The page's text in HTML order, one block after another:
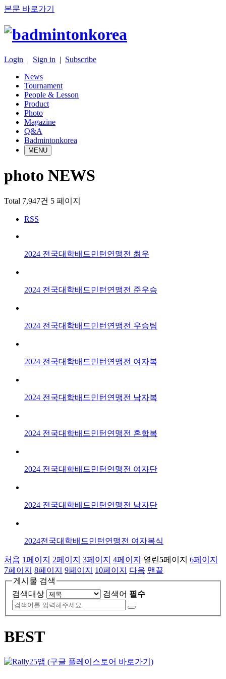
본문 바로가기
Login | Sign in | Subscribe
News
Tournament
People & Lesson
Product
Photo
Magazine
Q&A
Badmintonkorea
MENU
photo NEWS
Total 7,947건 5 페이지
RSS
2024 전국대학배드민턴연맹전 최우
2024 전국대학배드민턴연맹전 준우승
2024 전국대학배드민턴연맹전 우승팀
2024 전국대학배드민턴연맹전 여자복
2024 전국대학배드민턴연맹전 남자복
2024 전국대학배드민턴연맹전 혼합복
2024 전국대학배드민턴연맹전 여자단
2024 전국대학배드민턴연맹전 남자단
2024전국대학배드민턴연맹전 여자복식
처음 1페이지 2페이지 3페이지 4페이지 열린5페이지 6페이지
7페이지 8페이지 9페이지 10페이지 다음 맨끝
게시물 검색
검색대상
검색어 필수
BEST